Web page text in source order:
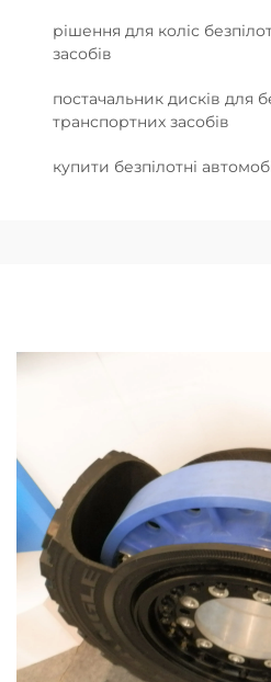
рішення для коліс
засобів
постачальник дисків для
транспортних засобів
купити безпілотні